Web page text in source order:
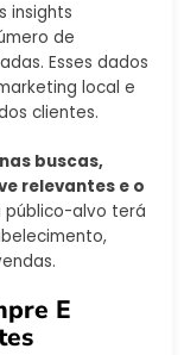
insights
de
Esses dados
local e
clientes.
buscas,
relevantes e o
público-alvo terá
E